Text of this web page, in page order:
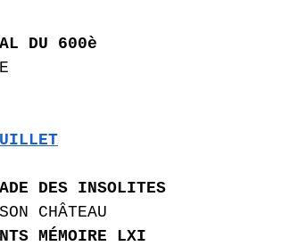
DU 600è
DES INSOLITES
CHÂTEAU
MÉMOIRE LXI